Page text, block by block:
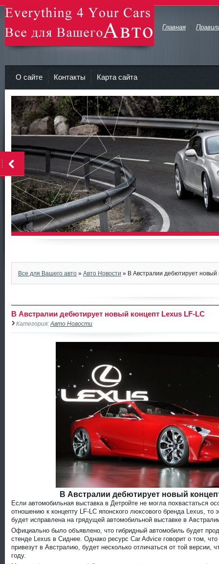
avto-zv.ru - Все для Вашего авто
Главная
О сайте Контакты Карта сайта
Все для Вашего авто » Авто Новости » В Австралии дебютирует новый
В Австралии дебютирует новый концепт Lexus LF-LC
Категория: Авто Новости
В Австралии дебютирует новый
Если автомобильная выставка в Детройте не могла похвастаться
отношению к концепту LF-LC японского люксового бренда Lexus, то
будет исправлена на грядущей автомобильной выставке в
Официально было объявлено, что гибридный автомобиль будет
стенде Lexus в Сиднее. Однако ресурс Car Advice говорит о том,
привезут в Австралию, будет несколько отличаться от той версии,
году.